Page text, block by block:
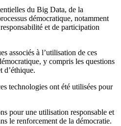
du Big Data, de la
démocratique, notamment
et de participation
associés à l’utilisation de ces
y compris les questions
d’éthique.
technologies ont été utilisées pour
pour une utilisation responsable et
le renforcement de la démocratie.